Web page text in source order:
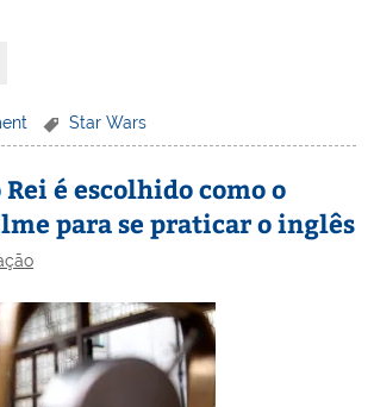
Star Wars
é escolhido como o
para se praticar o inglês